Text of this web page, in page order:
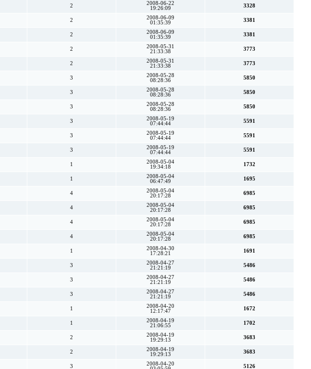
2
2008-06-22
19:26:09
3328
2
2008-06-09
01:35:39
3381
2
2008-06-09
01:35:39
3381
2
2008-05-31
21:33:38
3773
2
2008-05-31
21:33:38
3773
3
2008-05-28
08:28:36
5850
3
2008-05-28
08:28:36
5850
3
2008-05-28
08:28:36
5850
3
2008-05-19
07:44:44
5591
3
2008-05-19
07:44:44
5591
3
2008-05-19
07:44:44
5591
1
2008-05-04
19:34:18
1732
1
2008-05-04
06:47:49
1695
4
2008-05-04
20:17:28
6985
4
2008-05-04
20:17:28
6985
4
2008-05-04
20:17:28
6985
4
2008-05-04
20:17:28
6985
1
2008-04-30
17:28:21
1691
3
2008-04-27
21:21:19
5486
3
2008-04-27
21:21:19
5486
3
2008-04-27
21:21:19
5486
1
2008-04-20
12:17:47
1672
1
2008-04-19
21:06:55
1702
2
2008-04-19
19:29:13
3683
2
2008-04-19
19:29:13
3683
3
2008-04-20
5126